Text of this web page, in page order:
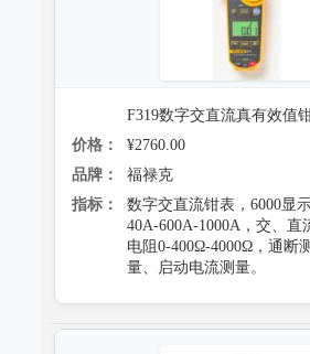
F319数字交直流真有效值
价格：
¥2760.00
品牌：
福禄克
指标：
数字交直流钳表，6000显
40A-600A-1000A，交、直
电阻0-400Ω-4000Ω，通断
量、启动电流测量。